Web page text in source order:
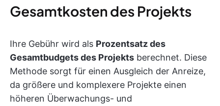
Gesamtkosten des Projekts
Ihre Gebühr wird als Prozentsatz des
Gesamtbudgets des Projekts berechnet. Diese
Methode sorgt für einen Ausgleich der Anreize,
da größere und komplexere Projekte einen
höheren Überwachungs- und